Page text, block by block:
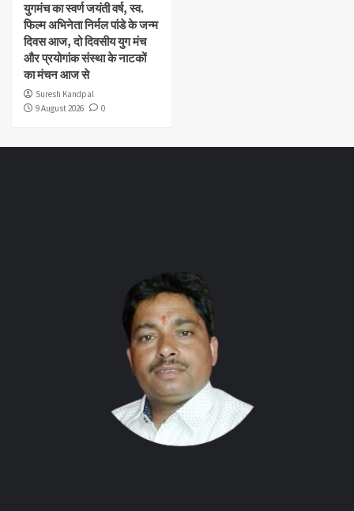
युगमंच का स्वर्ण जयंती वर्ष, स्व.
फिल्म अभिनेता निर्मल पांडे के जन्म
दिवस आज, दो दिवसीय युग मंच
और प्रयोगांक संस्था के नाटकों
का मंचन आज से
Suresh Kandpal
9 August 2026
0